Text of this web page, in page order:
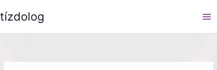
to
tízdolog